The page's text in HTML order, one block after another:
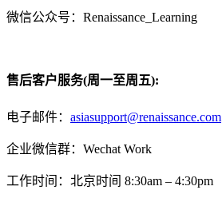
微信公众号：Renaissance_Learning
售后客户服务(周一至周五):
电子邮件： asiasupport@renaissance.com
企业微信群：Wechat Work
工作时间：北京时间 8:30am – 4:30pm